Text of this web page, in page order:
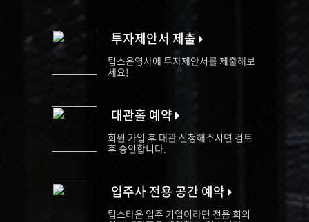
투자제안서 제출
팁스운영사에 투자제안서를 제출해보
세요!
대관홀 예약
회원 가입 후 대관 신청해주시면 검토
후 승인합니다.
입주사 전용 공간 예약
팁스타운 입주 기업이라면 전용 회의